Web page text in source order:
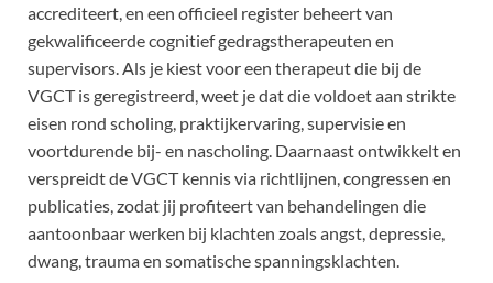
accrediteert, en een officieel register beheert van
gekwalificeerde cognitief gedragstherapeuten en
supervisors. Als je kiest voor een therapeut die bij de
VGCT is geregistreerd, weet je dat die voldoet aan strikte
eisen rond scholing, praktijkervaring, supervisie en
voortdurende bij- en nascholing. Daarnaast ontwikkelt en
verspreidt de VGCT kennis via richtlijnen, congressen en
publicaties, zodat jij profiteert van behandelingen die
aantoonbaar werken bij klachten zoals angst, depressie,
dwang, trauma en somatische spanningsklachten.